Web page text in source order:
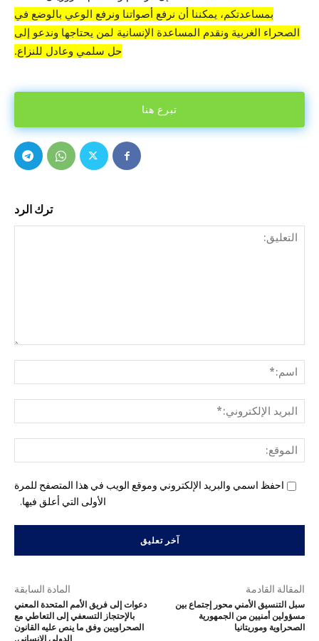
بمساعدتكم، يمكننا أن نرفع أصواتنا ونرفع الوعي بالوضع في
الصحراء الغربية ونقدم المساعدة الإنسانية لمن يحتاجها وندعو إلى
حل سلمي وعادل للنزاع.
تبرع هنا
ترك الرد
احفظ اسمي والبريد الإلكتروني وموقع الويب في هذا المتصفح للمرة
الأولى التي أعلق فيها.
المادة السابقة
دعوات إلى فريق الأمم المتحدة المعني
بالإحتجاز التسعفي إلى التعاطي مع
الصحراويين وفق ما ينص عليه القانون
المقالة القادمة
سبل التنسيق الأمني محور إجتماع بين
مسؤولين أمنيين من الجمهورية
الصحراوية وموريتانيا